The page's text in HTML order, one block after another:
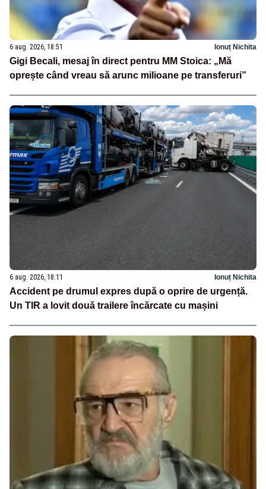
6 aug. 2026, 18:51 Ionuț Nichita
Gigi Becali, mesaj în direct pentru MM Stoica: „Mă
oprește când vreau să arunc milioane pe transferuri”
6 aug. 2026, 18:11 Ionuț Nichita
Accident pe drumul expres după o oprire de urgență.
Un TIR a lovit două trailere încărcate cu mașini